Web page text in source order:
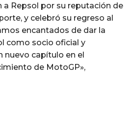
a Repsol por su reputación de
y celebró su regreso al
encantados de dar la
como socio oficial y
nuevo capítulo en el
de MotoGP»,